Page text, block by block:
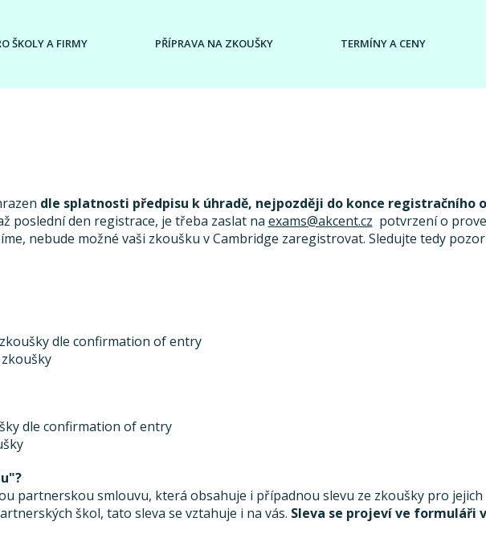
ŠKOLY A FIRMY PŘÍPRAVA NA ZKOUŠKY TERMÍNY A CENY
dle splatnosti předpisu k úhradě, nejpozději do konce registračního
poslední den registrace, je třeba zaslat na exams@akcent.cz potvrzení o
nebude možné vaši zkoušku v Cambridge zaregistrovat. Sledujte tedy
dle confirmation of entry
dle confirmation of entry
partnerskou smlouvu, která obsahuje i případnou slevu ze zkoušky pro jejich
škol, tato sleva se vztahuje i na vás. Sleva se projeví ve formuláři